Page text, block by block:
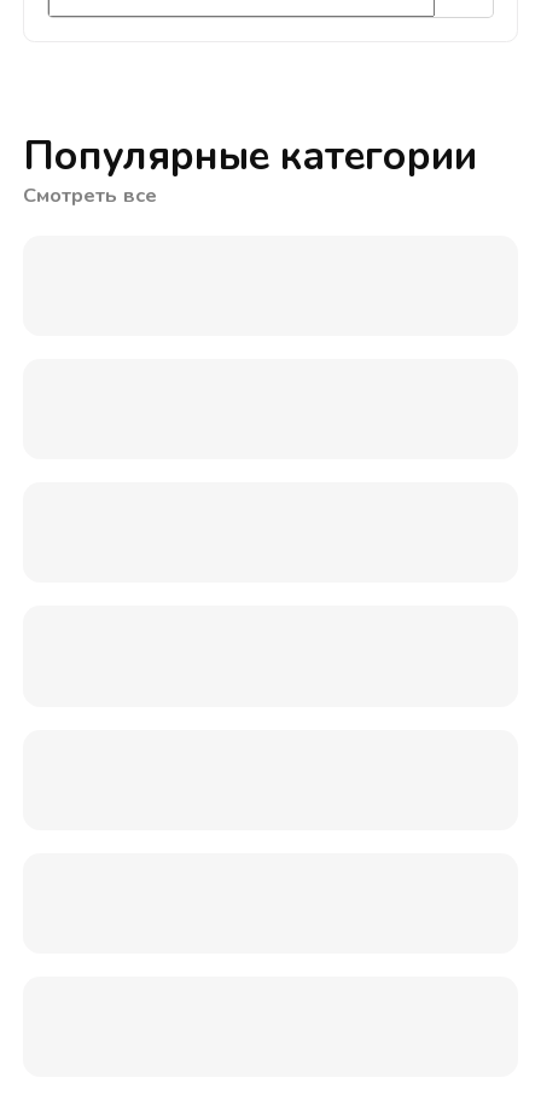
Популярные категории
Смотреть все